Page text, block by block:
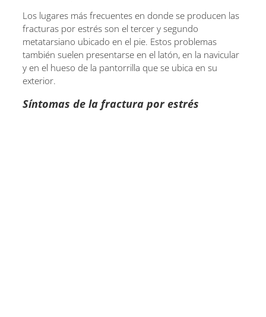
Los lugares más frecuentes en donde se producen las
fracturas por estrés son el tercer y segundo
metatarsiano ubicado en el pie. Estos problemas
también suelen presentarse en el latón, en la navicular
y en el hueso de la pantorrilla que se ubica en su
exterior.
Síntomas de la fractura por estrés